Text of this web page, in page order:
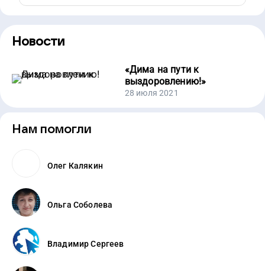
Новости
«Дима на пути к
выздоровлению!»
28 июля 2021
Нам помогли
Олег Калякин
Ольга Соболева
Владимир Сергеев